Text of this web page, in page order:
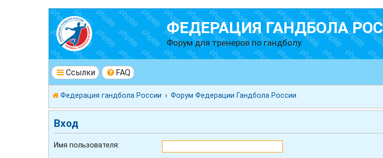
ФЕДЕРАЦИЯ ГАНДБОЛА
Форум для тренеров по гандболу
Ссылки FAQ
Федерация гандбола России Форум Федерации Гандбола России
Вход
Имя пользователя: